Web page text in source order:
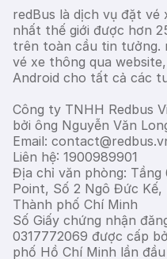
redBus là dịch vụ đặt
nhất thế giới được hơn
trên toàn cầu tin tưởng.
vé xe thông qua
Android cho tất cả các
Công ty TNHH Redbus
bởi ông Nguyễn Văn
Email:
Liên hệ: 1900989901
Địa chỉ văn phòng: Tầng
Point, Số 2 Ngô Đức Kế,
Thành phố Chí Minh
Số Giấy chứng nhận
0317772069 được cấp
phố Hồ Chí Minh lần